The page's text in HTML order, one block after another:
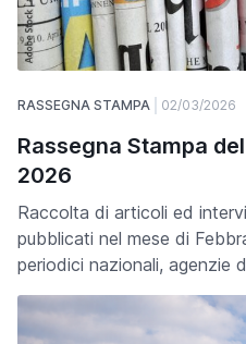
RASSEGNA STAMPA 02/03/2026
Rassegna Stampa
2026
Raccolta di articoli ed
pubblicati nel mese di
periodici nazionali, agenzie